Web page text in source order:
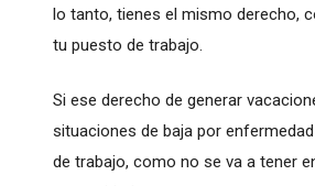
lo tanto, tienes el mismo derecho,
tu puesto de trabajo.
Si ese derecho de generar
situaciones de baja por
de trabajo, como no se va a tener